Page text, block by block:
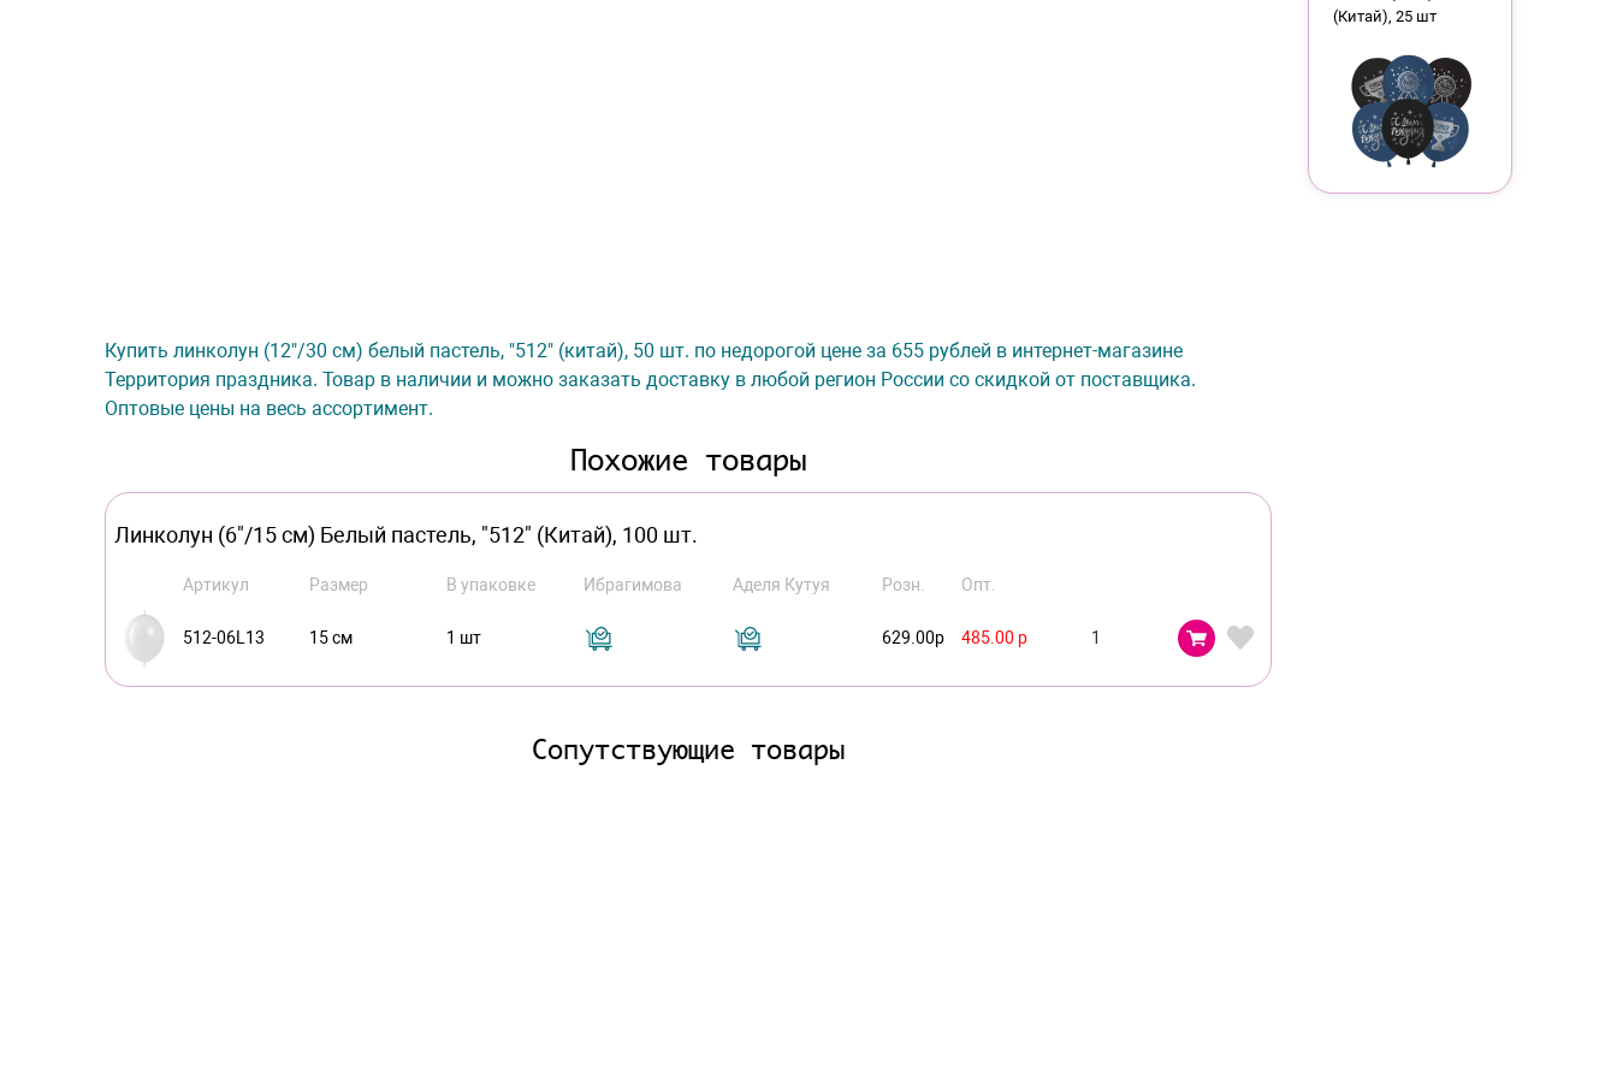
Купить линколун (12"/30 см) белый пастель, "512" (китай), 50 шт. по недорогой цене за 655 рублей в интернет-магазине
Территория праздника. Товар в наличии и можно заказать доставку в любой регион России со скидкой от поставщика.
Оптовые цены на весь ассортимент.
Похожие товары
Линколун (6"/15 см) Белый пастель, "512" (Китай), 100 шт.
Артикул Размер В упаковке Ибрагимова Аделя Кутуя Розн. Опт.
512-06L13 15 см 1 шт 629.00р 485.00 р
Сопутствующие товары
(Китай), 25 шт